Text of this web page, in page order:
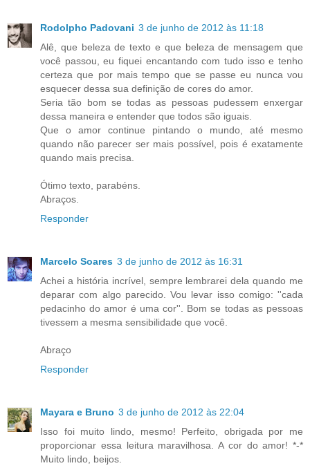
Rodolpho Padovani 3 de junho de 2012 às 11:18
Alê, que beleza de texto e que beleza de mensagem que
você passou, eu fiquei encantando com tudo isso e tenho
certeza que por mais tempo que se passe eu nunca vou
esquecer dessa sua definição de cores do amor.
Seria tão bom se todas as pessoas pudessem enxergar
dessa maneira e entender que todos são iguais.
Que o amor continue pintando o mundo, até mesmo
quando não parecer ser mais possível, pois é exatamente
quando mais precisa.
Ótimo texto, parabéns.
Abraços.
Responder
Marcelo Soares 3 de junho de 2012 às 16:31
Achei a história incrível, sempre lembrarei dela quando me
deparar com algo parecido. Vou levar isso comigo: ''cada
pedacinho do amor é uma cor''. Bom se todas as pessoas
tivessem a mesma sensibilidade que você.
Abraço
Responder
Mayara e Bruno 3 de junho de 2012 às 22:04
Isso foi muito lindo, mesmo! Perfeito, obrigada por me
proporcionar essa leitura maravilhosa. A cor do amor! *-*
Muito lindo, beijos.